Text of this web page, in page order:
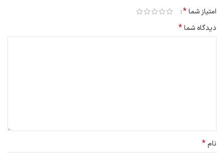
امتیاز شما*
دیدگاه شما*
نام*